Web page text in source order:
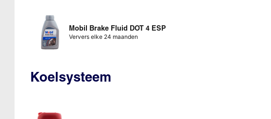
Mobil Brake Fluid DOT 4 ESP
Ververs elke 24 maanden
Koelsysteem